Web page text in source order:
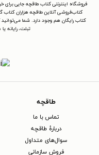
فروشگاه اینترنتی کتاب طاقچه جایی برای
کتاب‌فروشی آنلاین طاقچه هزاران کتاب
کتاب رایگان هم وجود دارد. شما می‌توانید
تبلت، رایانه
طاقچه
تماس با ما
دربارهٔ طاقچه
سوال‌های متداول
فروش سازمانی